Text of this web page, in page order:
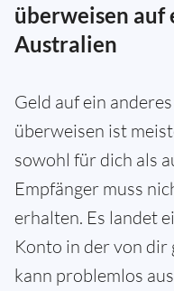
überweisen auf
Australien
Geld auf ein
überweisen ist
sowohl für dich als
Empfänger muss
erhalten. Es landet
Konto in der von
kann problemlos